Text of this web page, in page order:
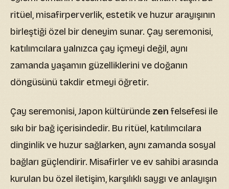
ritüel, misafirperverlik, estetik ve huzur arayışının
birleştiği özel bir deneyim sunar. Çay seremonisi,
katılımcılara yalnızca çay içmeyi değil, aynı
zamanda yaşamın güzelliklerini ve doğanın
döngüsünü takdir etmeyi öğretir.
Çay seremonisi, Japon kültüründe zen felsefesi ile
sıkı bir bağ içerisindedir. Bu ritüel, katılımcılara
dinginlik ve huzur sağlarken, aynı zamanda sosyal
bağları güçlendirir. Misafirler ve ev sahibi arasında
kurulan bu özel iletişim, karşılıklı saygı ve anlayışın